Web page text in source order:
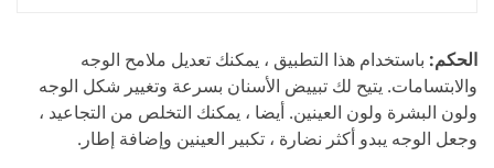
الحكم: باستخدام هذا التطبيق ، يمكنك تعديل ملامح الوجه
والابتسامات. يتيح لك تبييض الأسنان بسرعة وتغيير شكل الوجه
ولون البشرة ولون العينين. أيضا ، يمكنك التخلص من التجاعيد ،
وجعل الوجه يبدو أكثر نضارة ، تكبير العينين وإضافة إطار.